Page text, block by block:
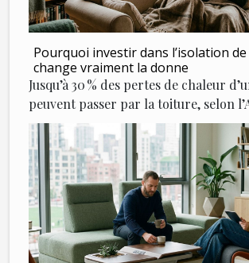
Pourquoi investir dans l’isolation
change vraiment la donne
Jusqu’à 30 % des pertes de chaleur
peuvent passer par la toiture, selon